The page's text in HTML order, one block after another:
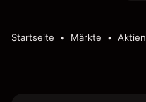
Startseite Märkte Aktien